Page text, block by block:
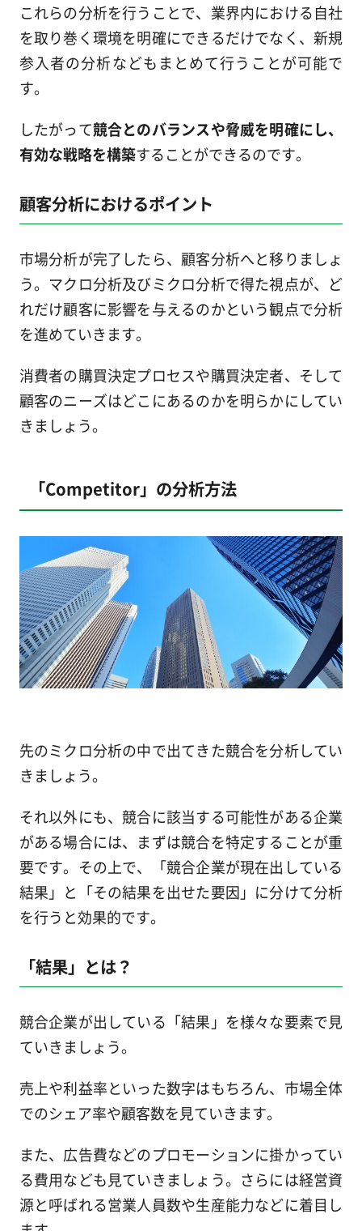
これらの分析を行うことで、業界内における自社
を取り巻く環境を明確にできるだけでなく、新規
参入者の分析などもまとめて行うことが可能で
す。
したがって競合とのバランスや脅威を明確にし、
有効な戦略を構築することができるのです。
顧客分析におけるポイント
市場分析が完了したら、顧客分析へと移りましょ
う。マクロ分析及びミクロ分析で得た視点が、ど
れだけ顧客に影響を与えるのかという観点で分析
を進めていきます。
消費者の購買決定プロセスや購買決定者、そして
顧客のニーズはどこにあるのかを明らかにしてい
きましょう。
「Competitor」の分析方法
先のミクロ分析の中で出てきた競合を分析してい
きましょう。
それ以外にも、競合に該当する可能性がある企業
がある場合には、まずは競合を特定することが重
要です。その上で、「競合企業が現在出している
結果」と「その結果を出せた要因」に分けて分析
を行うと効果的です。
「結果」とは？
競合企業が出している「結果」を様々な要素で見
ていきましょう。
売上や利益率といった数字はもちろん、市場全体
でのシェア率や顧客数を見ていきます。
また、広告費などのプロモーションに掛かってい
る費用なども見ていきましょう。さらには経営資
源と呼ばれる営業人員数や生産能力などに着目し